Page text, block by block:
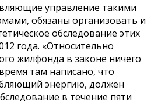
управление такими
обязаны организовать и
обследование этих
года. «Относительно
жилфонда в законе ничего
там написано, что
энергию, должен
в течение пяти